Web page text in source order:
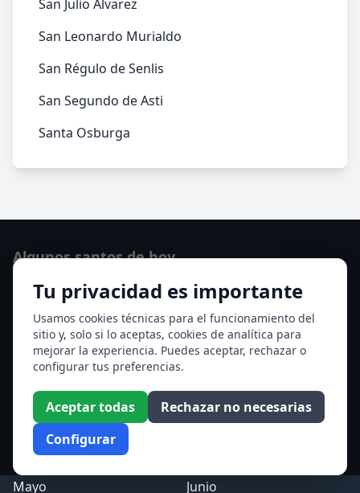
San Julio Álvarez
San Leonardo Murialdo
San Régulo de Senlis
San Segundo de Asti
Santa Osburga
Tu privacidad es importante
Usamos cookies técnicas para el funcionamiento del
sitio y, solo si lo aceptas, cookies de analítica para
mejorar la experiencia. Puedes aceptar, rechazar o
configurar tus preferencias.
Aceptar todas
Rechazar no necesarias
Configurar
Algunos santos de hoy
San Cayetano de Thiene
San Sixto II papa
Ver todos los santos de hoy
Acceso a los Meses
Enero
Febrero
Marzo
Mayo
Junio